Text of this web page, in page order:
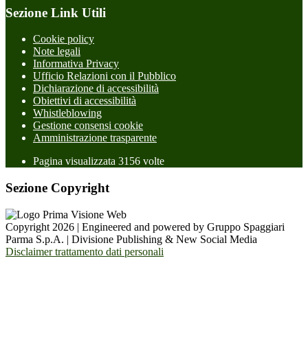
Sezione Link Utili
Cookie policy
Note legali
Informativa Privacy
Ufficio Relazioni con il Pubblico
Dichiarazione di accessibilità
Obiettivi di accessibilità
Whistleblowing
Gestione consensi cookie
Amministrazione trasparente
Pagina visualizzata 3156 volte
Sezione Copyright
Copyright 2026 | Engineered and powered by Gruppo Spaggiari
Parma S.p.A. | Divisione Publishing & New Social Media
Disclaimer trattamento dati personali